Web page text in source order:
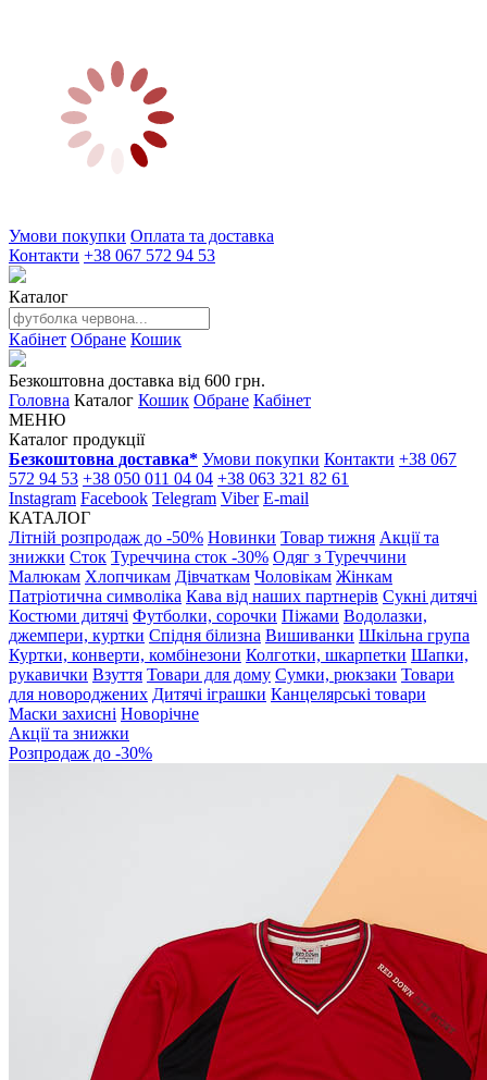
Умови покупки Оплата та доставка
Контакти +38 067 572 94 53
Каталог
Кабінет Обране Кошик
Безкоштовна доставка від 600 грн.
Головна Каталог Кошик Обране Кабінет
МЕНЮ
Каталог продукції
Безкоштовна доставка* Умови покупки Контакти +38 067
572 94 53 +38 050 011 04 04 +38 063 321 82 61
Instagram Facebook Telegram Viber E-mail
КАТАЛОГ
Літній розпродаж до -50% Новинки Товар тижня Акції та
знижки Сток Туреччина сток -30% Одяг з Туреччини
Малюкам Хлопчикам Дівчаткам Чоловікам Жінкам
Патріотична символіка Кава від наших партнерів Сукні дитячі
Костюми дитячі Футболки, сорочки Піжами Водолазки,
джемпери, куртки Спідня білизна Вишиванки Шкільна група
Куртки, конверти, комбінезони Колготки, шкарпетки Шапки,
рукавички Взуття Товари для дому Сумки, рюкзаки Товари
для новороджених Дитячі іграшки Канцелярські товари
Маски захисні Новорічне
Акції та знижки
Розпродаж до -30%